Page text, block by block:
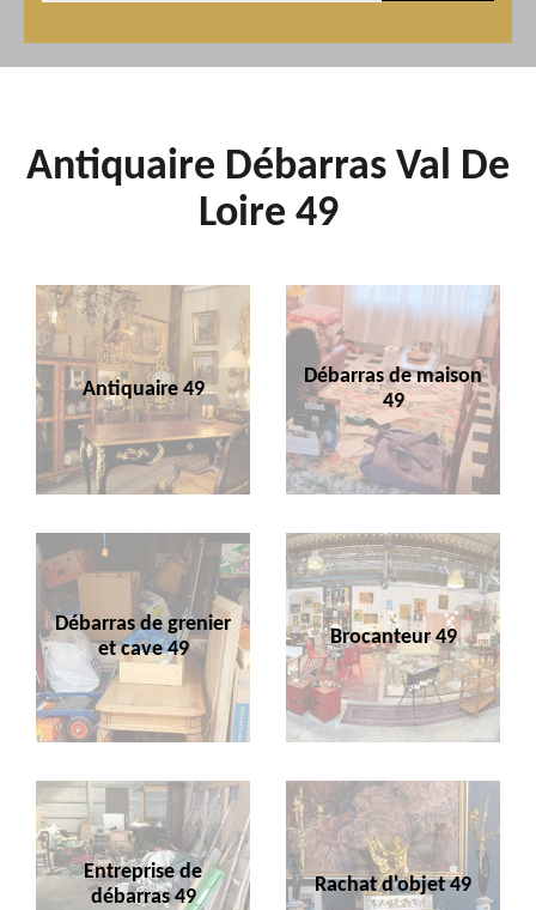
Antiquaire Débarras Val De
Loire 49
Antiquaire 49
Débarras de maison
49
Débarras de grenier
et cave 49
Brocanteur 49
Entreprise de
débarras 49
Rachat d'objet 49